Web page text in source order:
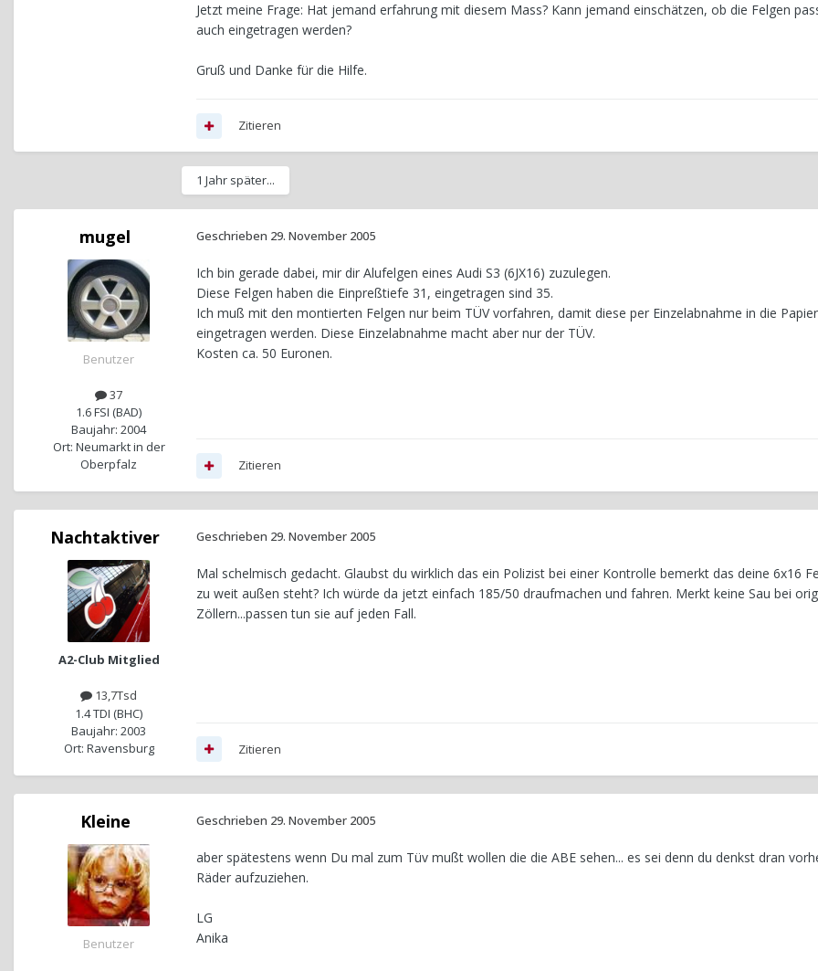
Jetzt meine Frage: Hat jemand erfahrung mit diesem Mass? Kann jemand einschätzen, ob die Felgen
auch eingetragen werden?
Gruß und Danke für die Hilfe.
Zitieren
1 Jahr später...
mugel
Benutzer
37
1.6 FSI (BAD)
Baujahr: 2004
Ort: Neumarkt in der
Oberpfalz
Geschrieben 29. November 2005
Ich bin gerade dabei, mir dir Alufelgen eines Audi S3 (6JX16) zuzulegen.
Diese Felgen haben die Einpreßtiefe 31, eingetragen sind 35.
Ich muß mit den montierten Felgen nur beim TÜV vorfahren, damit diese per Einzelabnahme in die
eingetragen werden. Diese Einzelabnahme macht aber nur der TÜV.
Kosten ca. 50 Euronen.
Zitieren
Nachtaktiver
A2-Club Mitglied
13,7Tsd
1.4 TDI (BHC)
Baujahr: 2003
Ort: Ravensburg
Geschrieben 29. November 2005
Mal schelmisch gedacht. Glaubst du wirklich das ein Polizist bei einer Kontrolle bemerkt das deine 6x16
zu weit außen steht? Ich würde da jetzt einfach 185/50 draufmachen und fahren. Merkt keine Sau bei
Zöllern...passen tun sie auf jeden Fall.
Zitieren
Kleine
Benutzer
Geschrieben 29. November 2005
aber spätestens wenn Du mal zum Tüv mußt wollen die die ABE sehen... es sei denn du denkst dran
Räder aufzuziehen.
LG
Anika